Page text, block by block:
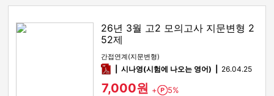
26년 3월 고2 모의고사 지문변형 2
52제
간접연계(지문변형)
pdf시나영(시험에 나오는 영어) 26.04.25
7,000원 + Point
5%